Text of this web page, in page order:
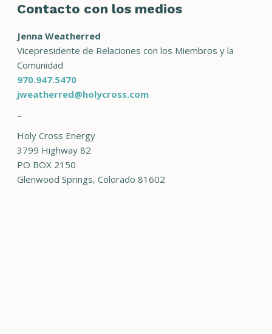
Contacto con los medios
Jenna Weatherred
Vicepresidente de Relaciones con los Miembros y la
Comunidad
970.947.5470
jweatherred@holycross.com
–
Holy Cross Energy
3799 Highway 82
PO BOX 2150
Glenwood Springs, Colorado 81602